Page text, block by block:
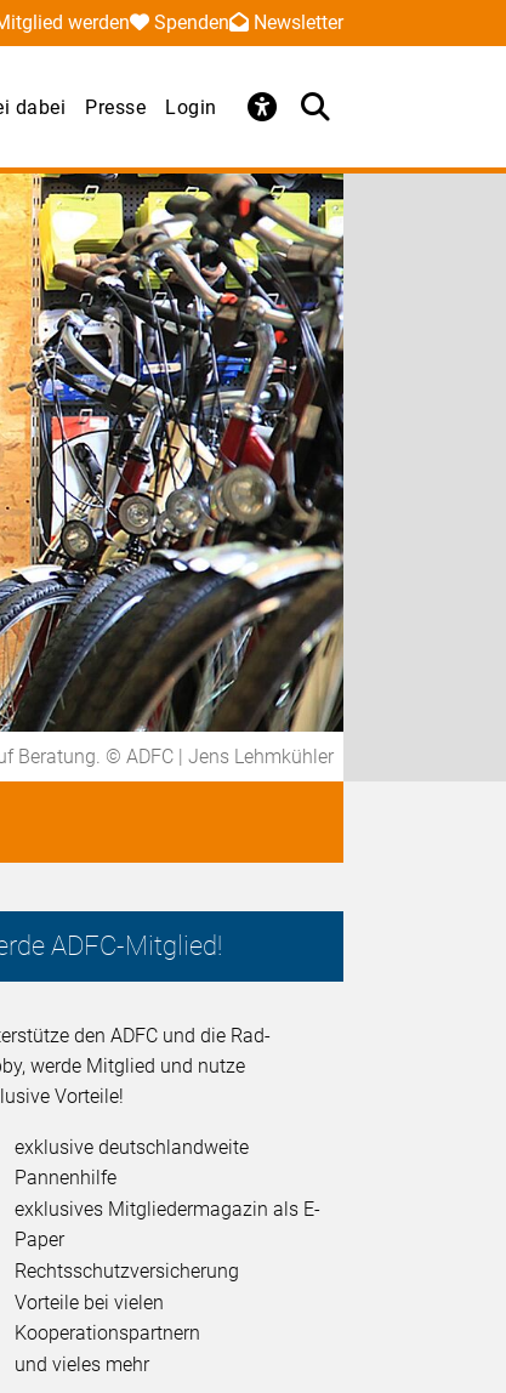
werden Spenden Newsletter
dabei Presse Login
Beratung. © ADFC | Jens Lehmkühler
ADFC-Mitglied!
den ADFC und die Rad-
werde Mitglied und nutze
Vorteile!
exklusive deutschlandweite
Pannenhilfe
exklusives Mitgliedermagazin als E-
Paper
Rechtsschutzversicherung
Vorteile bei vielen
Kooperationspartnern
und vieles mehr